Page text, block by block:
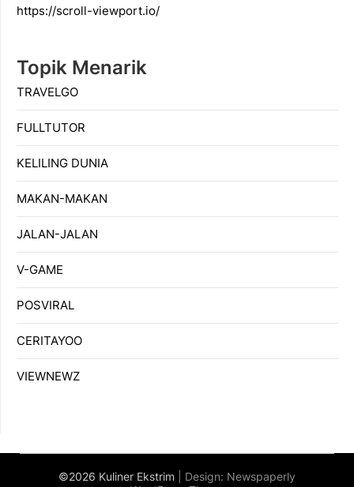
https://scroll-viewport.io/
Topik Menarik
TRAVELGO
FULLTUTOR
KELILING DUNIA
MAKAN-MAKAN
JALAN-JALAN
V-GAME
POSVIRAL
CERITAYOO
VIEWNEWZ
©2026 Kuliner Ekstrim | Design: Newspaperly